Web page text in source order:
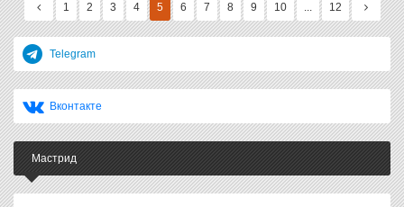
1 2 3 4 5 6 7 8 9 10 ... 12
Telegram
Вконтакте
Мастрид